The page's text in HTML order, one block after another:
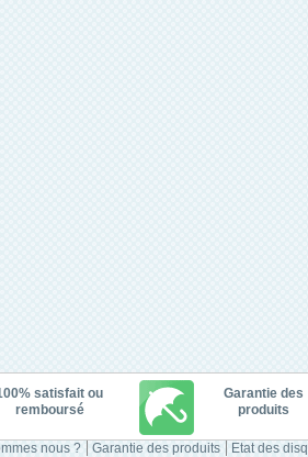
satisfait ou
remboursé
Garantie des
produits
nous ? Garantie des produits Etat des